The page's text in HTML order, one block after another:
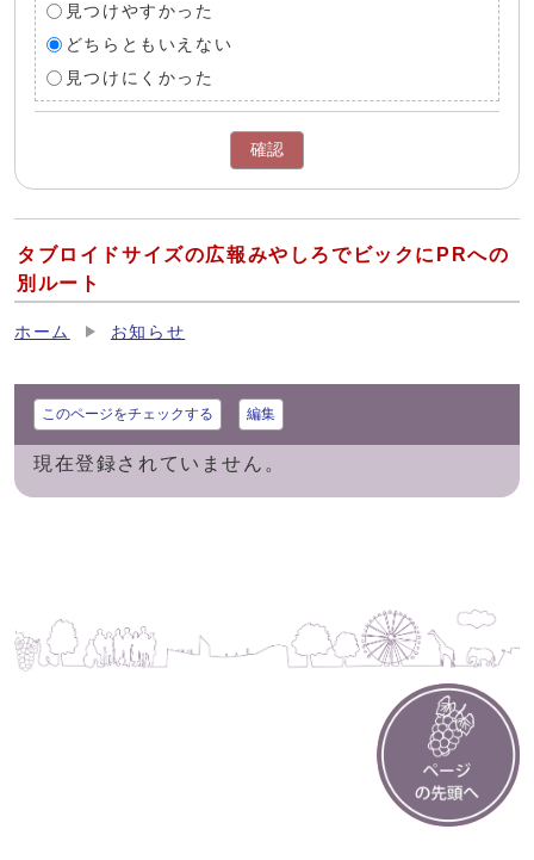
見つけやすかった
どちらともいえない
見つけにくかった
確認
タブロイドサイズの広報みやしろでビックにPRへの
別ルート
ホーム お知らせ
このページをチェックする 編集
現在登録されていません。